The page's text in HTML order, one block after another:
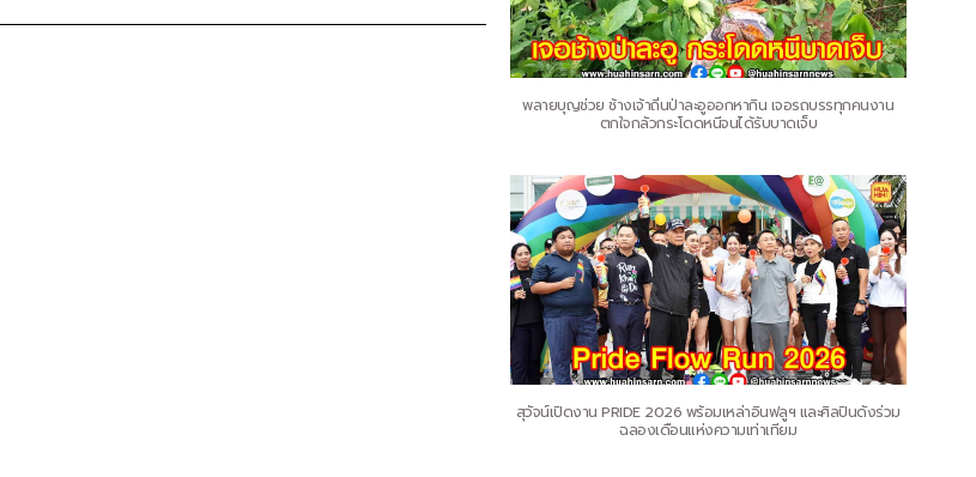
พลายบุญช่วย ช้างเจ้าถิ่นป่าละอูออกหากิน เจอรถบรรทุกคนงาน
ตกใจกลัวกระโดดหนีจนได้รับบาดเจ็บ
สุวัจน์เปิดงาน PRIDE 2026 พร้อมเหล่าอินฟลูฯ และศิลปินดังร่วม
ฉลองเดือนแห่งความเท่าเทียม